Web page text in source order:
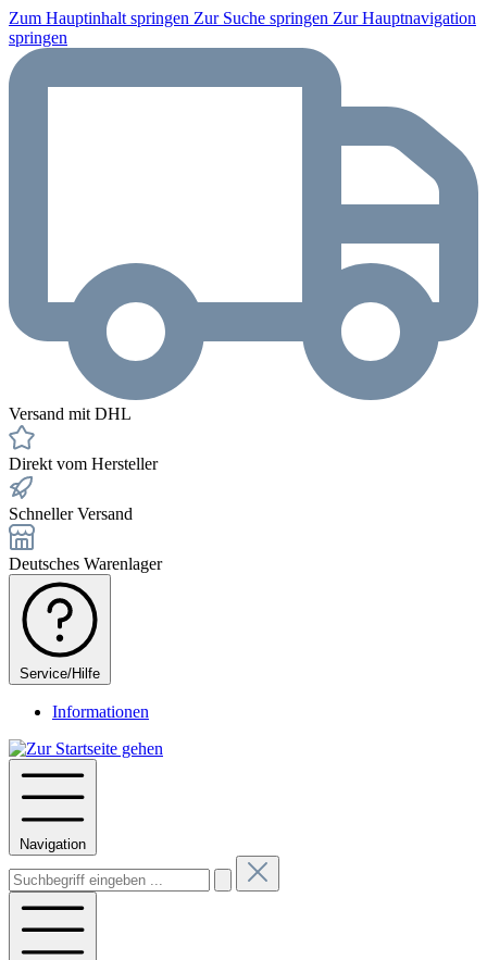
Zum Hauptinhalt springen Zur Suche springen Zur Hauptnavigation
springen
Versand mit DHL
Direkt vom Hersteller
Schneller Versand
Deutsches Warenlager
Service/Hilfe
Informationen
Navigation